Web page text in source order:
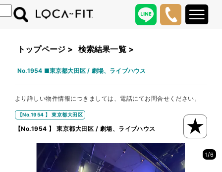
トップページ > 検索結果一覧 >
No.1954 ■東京都大田区 / 劇場、ライブハウス
より詳しい物件情報につきましては、電話にてお問合せください。
【No.1954 】 東京都大田区
【No.1954 】 東京都大田区 / 劇場、ライブハウス
1/6